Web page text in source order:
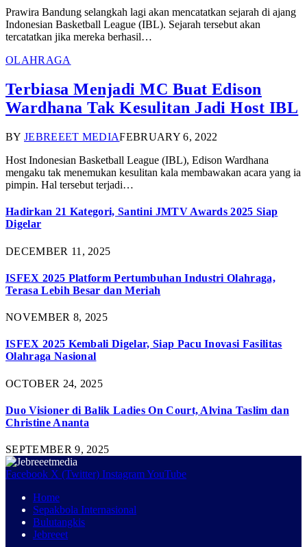
Prawira Bandung selangkah lagi akan mencatatkan sejarah di ajang
Indonesian Basketball League (IBL). Sejarah tersebut akan
tercatatkan jika mereka berhasil…
OLAHRAGA
Terbiasa Menjadi MC Buat Edison
Wardhana Tak Kesulitan Jadi Host IBL
BY JEBREEET MEDIAFEBRUARY 6, 2022
Host Indonesian Basketball League (IBL), Edison Wardhana
mengaku tak menemukan kesulitan kala membawakan acara yang ia
pimpin. Hal tersebut terjadi…
Hadirkan 21 Kategori, Santini JMTV Awards 2025 Siap
Digelar
DECEMBER 11, 2025
ISFEX 2025 Platform Pertumbuhan Industri Olahraga,
Terasa Lebih Besar dan Meriah
NOVEMBER 8, 2025
ISFEX 2025 Kembali Digelar, Siap Pacu Inovasi Fasilitas
Olahraga Nasional
OCTOBER 24, 2025
Duo Visioner di Balik Ladies On Court, Alvina Taslim dan
Christine Ananta
SEPTEMBER 9, 2025
Facebook X (Twitter) InstagramYouTube
Home
Sepakbola Internasional
Bulutangkis
Jebreeet